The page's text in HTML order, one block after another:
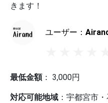
きます！
ユーザー：
最低金額： 3,000円
対応可能地域 ： 宇都宮市